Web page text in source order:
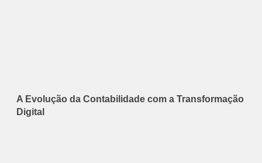
A Evolução da Contabilidade com a Transformação
Digital